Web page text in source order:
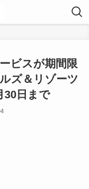
ビスが期間限
ズ＆リゾーツ
30日まで